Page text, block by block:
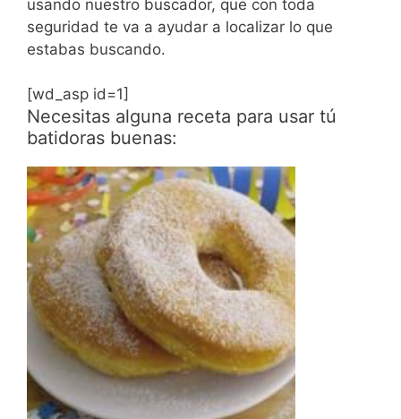
usando nuestro buscador, que con toda
seguridad te va a ayudar a localizar lo que
estabas buscando.
[wd_asp id=1]
Necesitas alguna receta para usar tú
batidoras buenas: